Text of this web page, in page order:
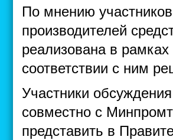
По мнению
производителей
реализована в рамках
соответствии с ним
Участники
совместно с
представить в